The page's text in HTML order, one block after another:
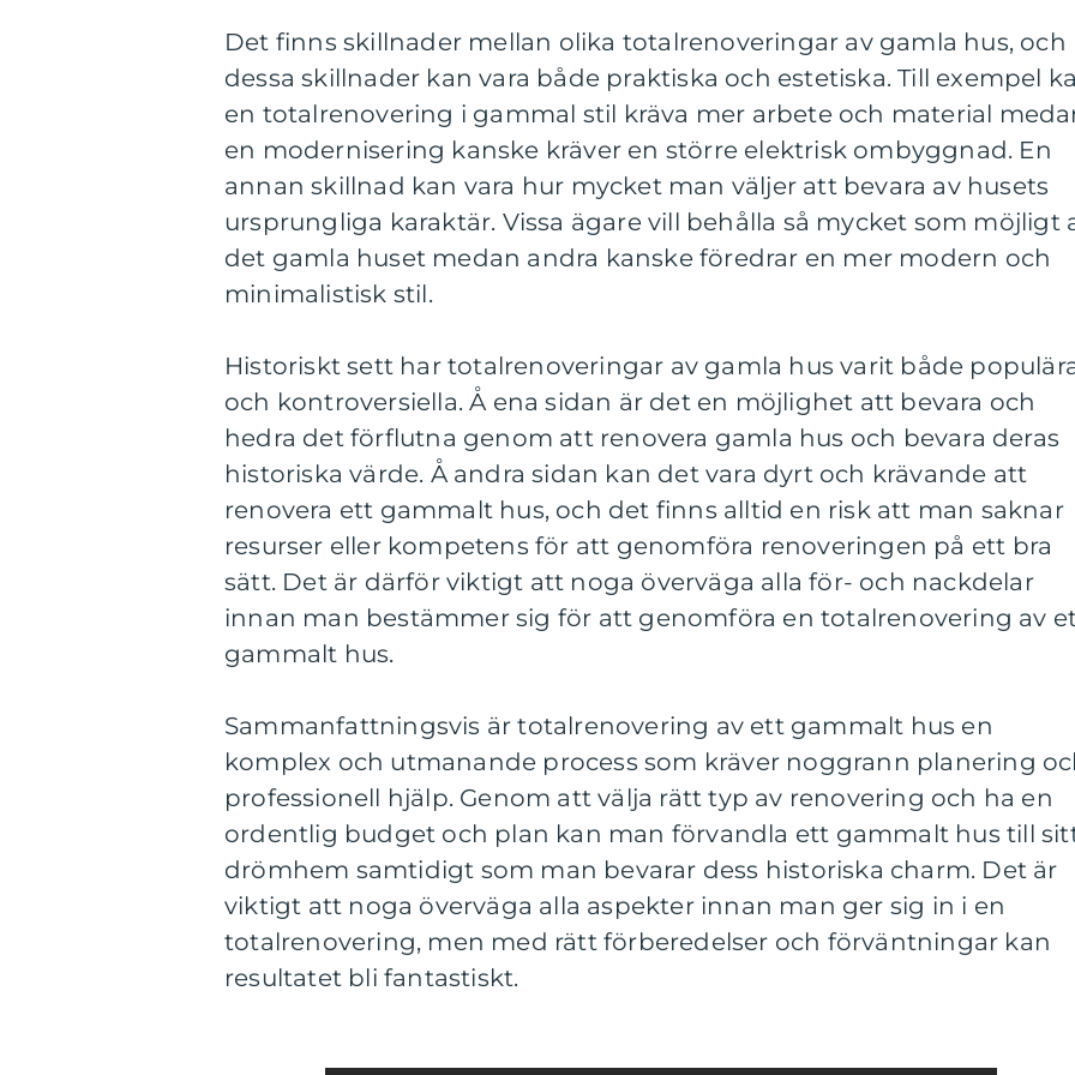
Det finns skillnader mellan olika totalrenoveringar av gamla hus, och
dessa skillnader kan vara både praktiska och estetiska. Till exempel
en totalrenovering i gammal stil kräva mer arbete och material
en modernisering kanske kräver en större elektrisk ombyggnad. En
annan skillnad kan vara hur mycket man väljer att bevara av husets
ursprungliga karaktär. Vissa ägare vill behålla så mycket som möjligt
det gamla huset medan andra kanske föredrar en mer modern och
minimalistisk stil.
Historiskt sett har totalrenoveringar av gamla hus varit både
och kontroversiella. Å ena sidan är det en möjlighet att bevara och
hedra det förflutna genom att renovera gamla hus och bevara deras
historiska värde. Å andra sidan kan det vara dyrt och krävande att
renovera ett gammalt hus, och det finns alltid en risk att man saknar
resurser eller kompetens för att genomföra renoveringen på ett bra
sätt. Det är därför viktigt att noga överväga alla för- och nackdelar
innan man bestämmer sig för att genomföra en totalrenovering av
gammalt hus.
Sammanfattningsvis är totalrenovering av ett gammalt hus en
komplex och utmanande process som kräver noggrann planering
professionell hjälp. Genom att välja rätt typ av renovering och ha en
ordentlig budget och plan kan man förvandla ett gammalt hus till
drömhem samtidigt som man bevarar dess historiska charm. Det är
viktigt att noga överväga alla aspekter innan man ger sig in i en
totalrenovering, men med rätt förberedelser och förväntningar kan
resultatet bli fantastiskt.